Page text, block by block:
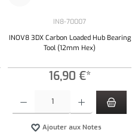
IN8-70007
INOV8 3DX Carbon Loaded Hub Bearing
Tool (12mm Hex)
16,90 €*
Ajouter aux Notes